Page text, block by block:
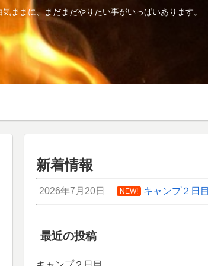
ままに、まだまだやりたい事がいっぱいあります。
新着情報
2026年7月20日 NEW! キャンプ２日目
最近の投稿